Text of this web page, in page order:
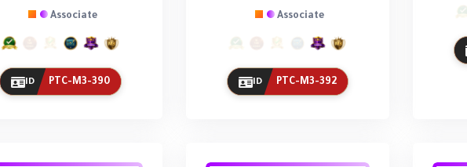
Associate
ID PTC-M3-392
Associate
ID PTC-M3-390